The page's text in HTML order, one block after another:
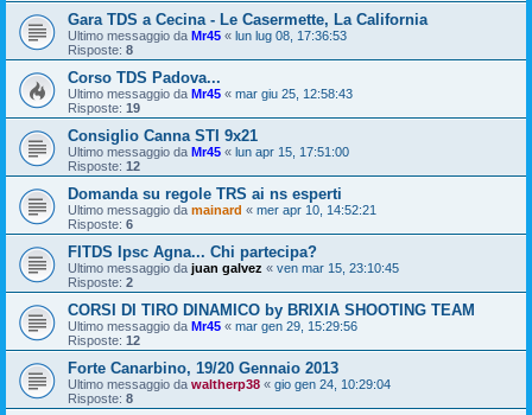
Gara TDS a Cecina - Le Casermette, La California
Ultimo messaggio da Mr45 « lun lug 08, 17:36:53
Risposte: 8
Corso TDS Padova...
Ultimo messaggio da Mr45 « mar giu 25, 12:58:43
Risposte: 19
Consiglio Canna STI 9x21
Ultimo messaggio da Mr45 « lun apr 15, 17:51:00
Risposte: 12
Domanda su regole TRS ai ns esperti
Ultimo messaggio da mainard « mer apr 10, 14:52:21
Risposte: 6
FITDS Ipsc Agna... Chi partecipa?
Ultimo messaggio da juan galvez « ven mar 15, 23:10:45
Risposte: 2
CORSI DI TIRO DINAMICO by BRIXIA SHOOTING TEAM
Ultimo messaggio da Mr45 « mar gen 29, 15:29:56
Risposte: 12
Forte Canarbino, 19/20 Gennaio 2013
Ultimo messaggio da waltherp38 « gio gen 24, 10:29:04
Risposte: 8